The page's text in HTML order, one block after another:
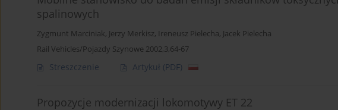
spalinowych
Zygmunt Marciniak, Jerzy Merkisz, Ireneusz Pielecha, Jacek Pielecha
Rail Vehicles/Pojazdy Szynowe 2002,3,64-67
Streszczenie Artykuł (PDF)
Propozycje modernizacji lokomotywy ET 22